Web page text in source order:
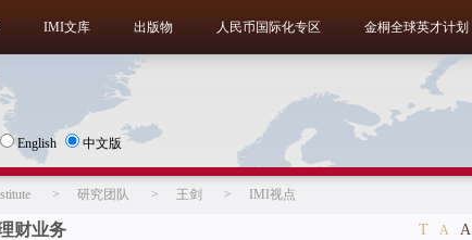
IMI文库 出版物 人民币国际化专区 金桐全球英才计划
English 中文版
> 研究团队 > 王剑 > IMI视点
A
A
T
财业务